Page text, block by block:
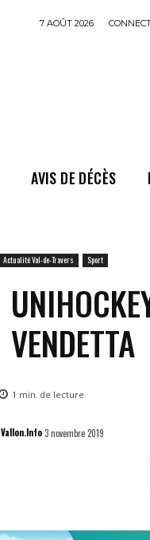
7 AOÛT 2026
AVIS DE DÉCÈS
Actualité Val-de-Travers Sport
VENDETTA
1 min. de lecture
Vallon.Info3 novembre 2019